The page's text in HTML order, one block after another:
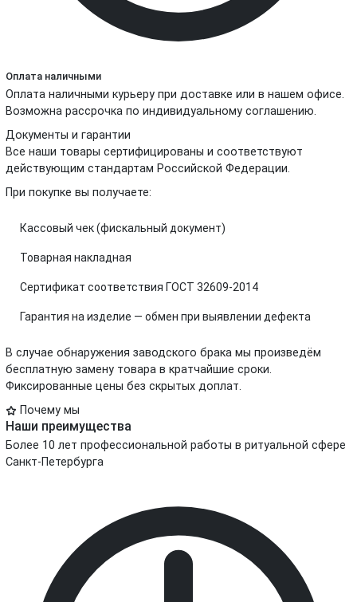
Оплата наличными
Оплата наличными курьеру при доставке или в нашем офисе.
Возможна рассрочка по индивидуальному соглашению.
Документы и гарантии
Все наши товары сертифицированы и соответствуют
действующим стандартам Российской Федерации.
При покупке вы получаете:
Кассовый чек (фискальный документ)
Товарная накладная
Сертификат соответствия ГОСТ 32609-2014
Гарантия на изделие — обмен при выявлении дефекта
В случае обнаружения заводского брака мы произведём
бесплатную замену товара в кратчайшие сроки.
Фиксированные цены без скрытых доплат.
Почему мы
Наши преимущества
Более 10 лет профессиональной работы в ритуальной сфере
Санкт-Петербурга